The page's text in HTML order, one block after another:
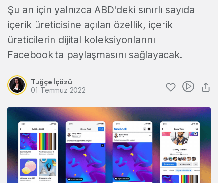
Şu an için yalnızca ABD'deki sınırlı sayıda
içerik üreticisine açılan özellik, içerik
üreticilerin dijital koleksiyonlarını
Facebook'ta paylaşmasını sağlayacak.
Tuğçe İçözü
01 Temmuz 2022